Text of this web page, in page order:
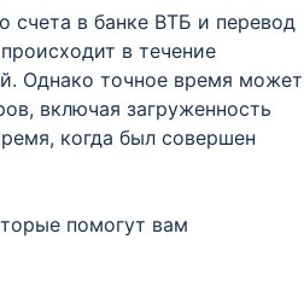
счета в банке ВТБ и перевод
в течение
Однако точное время может
включая загруженность
когда был совершен
помогут вам